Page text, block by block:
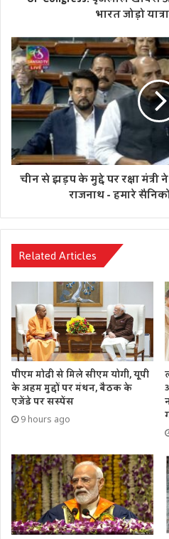
भारत जोड़ो
चीन से झड़प के मुद्दे पर रक्षा
राजनाथ - हमारे
Related Articles
पीएम मोदी से मिले सीएम योगी, यूपी
के अहम मुद्दों पर मंथन, बैठक के
एजेंडे पर सस्पेंस
9 hours ago